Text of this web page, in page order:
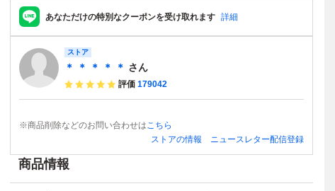
あなただけの特別なクーポンを受け取れます 詳細
ストア
＊ ＊ ＊ ＊ ＊ さん
評価 179042
※商品削除などのお問い合わせはこちら
ストアの情報
ニュースレター配信登録
商品情報